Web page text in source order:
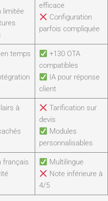
limitée
efficace
Configuration
parfois compliquée
temps
+130 OTA
compatibles
IA pour réponse
client
à
Tarification sur
devis
Modules
personnalisables
français
Multilingue
Note inférieure à
4/5